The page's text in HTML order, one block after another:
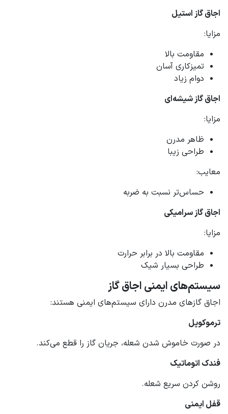
اجاق گاز استیل
مزایا:
مقاومت بالا
تمیزکاری آسان
دوام زیاد
اجاق گاز شیشه‌ای
مزایا:
ظاهر مدرن
طراحی زیبا
معایب:
حساس‌تر نسبت به ضربه
اجاق گاز سرامیکی
مزایا:
مقاومت بالا در برابر حرارت
طراحی بسیار شیک
سیستم‌های ایمنی اجاق گاز
اجاق گازهای مدرن دارای سیستم‌های ایمنی هستند:
ترموکوپل
در صورت خاموش شدن شعله، جریان گاز را قطع می‌کند.
فندک اتوماتیک
روشن کردن سریع شعله.
قفل ایمنی